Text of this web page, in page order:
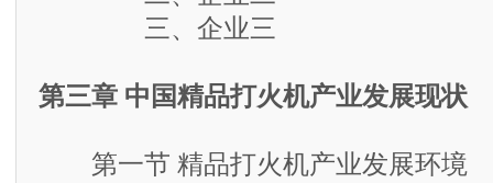
三、企业三
第三章 中国精品打火机产业发展现状
第一节 精品打火机产业发展环境